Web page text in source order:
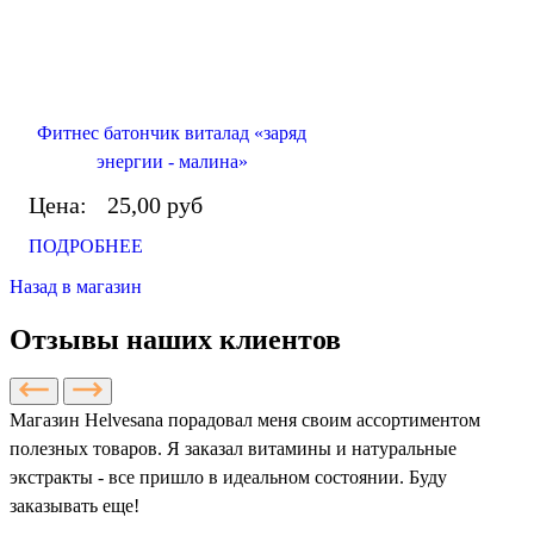
Фитнес батончик виталад «заряд
энергии - малина»
Цена: 25,00 руб
ПОДРОБНЕЕ
Назад в магазин
Отзывы наших клиентов
Магазин Helvesana порадовал меня своим ассортиментом
полезных товаров. Я заказал витамины и натуральные
экстракты - все пришло в идеальном состоянии. Буду
заказывать еще!